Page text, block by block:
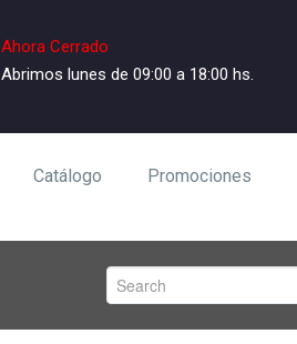
Ahora Cerrado
Abrimos lunes de 09:00 a 18:00 hs.
Catálogo Promociones